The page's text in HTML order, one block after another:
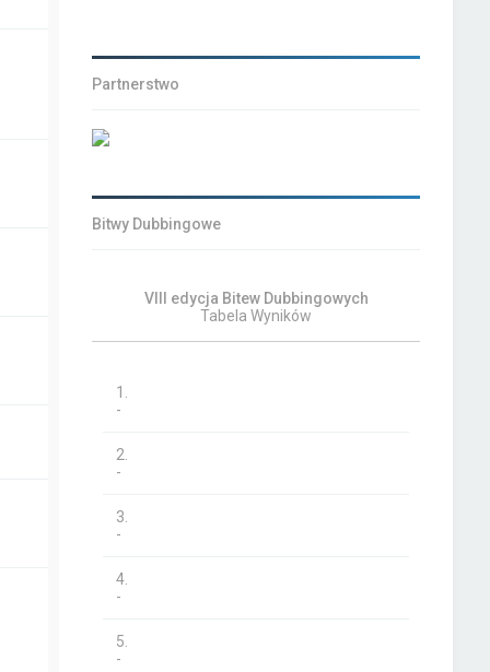
Partnerstwo
Bitwy Dubbingowe
VIII edycja Bitew Dubbingowych
Tabela Wyników
1.
-
2.
-
3.
-
4.
-
5.
-